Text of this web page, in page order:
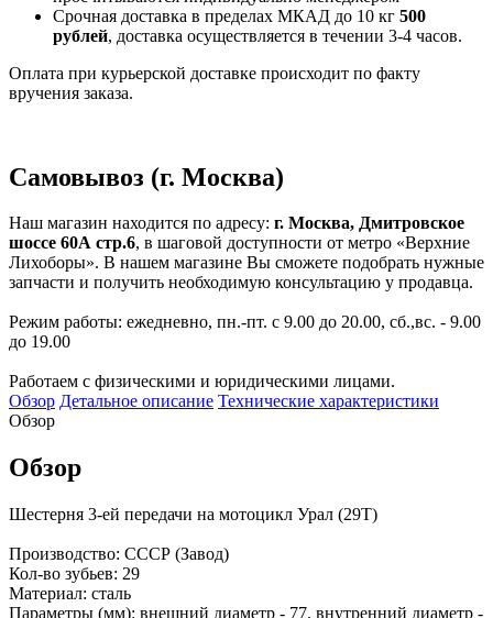
Срочная доставка в пределах МКАД до 10 кг 500
рублей, доставка осуществляется в течении 3-4 часов.
Оплата при курьерской доставке происходит по факту
вручения заказа.
Самовывоз (г. Москва)
Наш магазин находится по адресу: г. Москва, Дмитровское
шоссе 60А стр.6, в шаговой доступности от метро «Верхние
Лихоборы». В нашем магазине Вы сможете подобрать нужные
запчасти и получить необходимую консультацию у продавца.
Режим работы: ежедневно, пн.-пт. с 9.00 до 20.00, сб.,вс. - 9.00
до 19.00
Работаем с физическими и юридическими лицами.
Обзор Детальное описание Технические характеристики
Обзор
Обзор
Шестерня 3-ей передачи на мотоцикл Урал (29Т)
Производство: СССР (Завод)
Кол-во зубьев: 29
Материал: сталь
Параметры (мм): внешний диаметр - 77, внутренний диаметр -